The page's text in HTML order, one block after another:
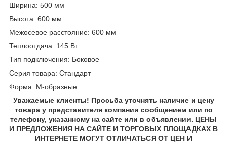
Ширина: 500 мм
Высота: 600 мм
Межосевое расстояние: 600 мм
Теплоотдача: 145 Вт
Тип подключения: Боковое
Серия товара: Стандарт
Форма: М-образные
Уважаемые клиенты! Просьба уточнять наличие и цену
товара у представителя компании сообщением или по
телефону, указанному на сайте или в объявлении. ЦЕНЫ
И ПРЕДЛОЖЕНИЯ НА САЙТЕ И ТОРГОВЫХ ПЛОЩАДКАХ В
ИНТЕРНЕТЕ МОГУТ ОТЛИЧАТЬСЯ ОТ ЦЕН И